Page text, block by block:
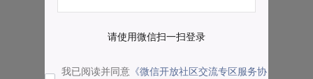
请使用微信扫一扫登录
我已阅读并同意 《微信开放社区交流专区服务协